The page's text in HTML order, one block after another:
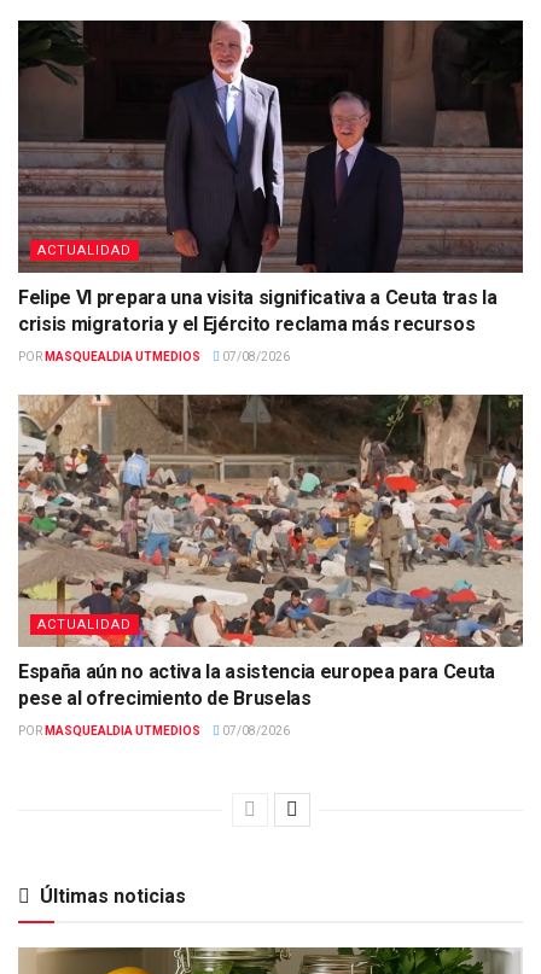
ACTUALIDAD
Felipe VI prepara una visita significativa a Ceuta tras la
crisis migratoria y el Ejército reclama más recursos
POR MASQUEALDIA UTMEDIOS 07/08/2026
ACTUALIDAD
España aún no activa la asistencia europea para Ceuta
pese al ofrecimiento de Bruselas
POR MASQUEALDIA UTMEDIOS 07/08/2026
Últimas noticias